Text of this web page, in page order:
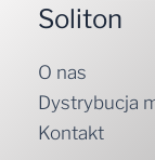
Soliton
O nas
Dystrybucja
Kontakt